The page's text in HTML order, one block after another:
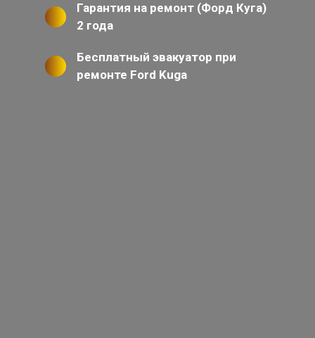
Гарантия на ремонт (Форд Куга)
2 года
Бесплатный эвакуатор при
ремонте Ford Kuga